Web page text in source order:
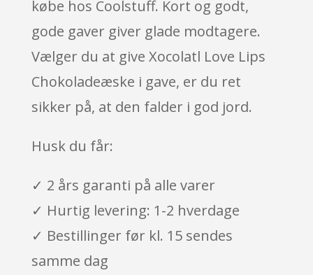
købe hos Coolstuff. Kort og godt,
gode gaver giver glade modtagere.
Vælger du at give Xocolatl Love Lips
Chokoladeæske i gave, er du ret
sikker på, at den falder i god jord.
Husk du får:
✓ 2 års garanti på alle varer
✓ Hurtig levering: 1-2 hverdage
✓ Bestillinger før kl. 15 sendes
samme dag